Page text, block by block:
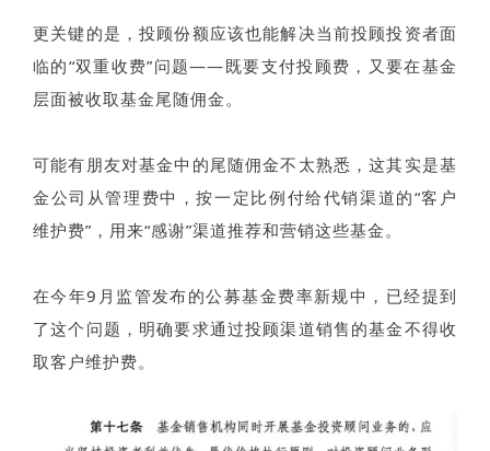
更关键的是，投顾份额应该也能解决当前投顾投资者面
临的“双重收费”问题——既要支付投顾费，又要在基金
层面被收取基金尾随佣金。
可能有朋友对基金中的尾随佣金不太熟悉，这其实是基
金公司从管理费中，按一定比例付给代销渠道的“客户
维护费”，用来“感谢”渠道推荐和营销这些基金。
在今年9月监管发布的公募基金费率新规中，已经提到
了这个问题，明确要求通过投顾渠道销售的基金不得收
取客户维护费。